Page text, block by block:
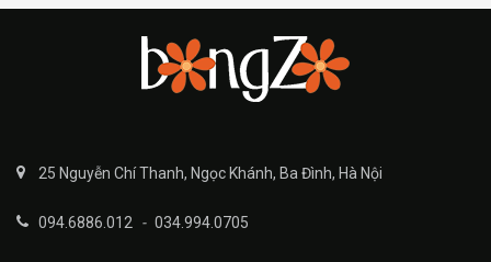
25 Nguyễn Chí Thanh, Ngọc Khánh, Ba Đình, Hà Nội
094.6886.012 - 034.994.0705